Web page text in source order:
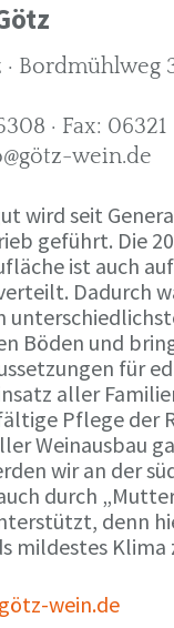
Bordmühlweg
· Fax: 06321
wein.de
wird seit
geführt. Die
ist auch
Dadurch
Böden und
für
aller
Pflege der
Weinausbau
wir an der
durch
denn
mildestes Klima
wein.de